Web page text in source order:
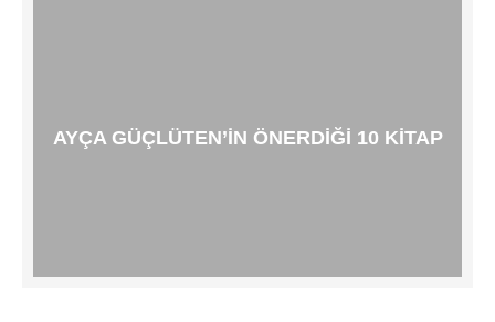
AYÇA GÜÇLÜTEN’IN ÖNERDIĞI 10 KITAP